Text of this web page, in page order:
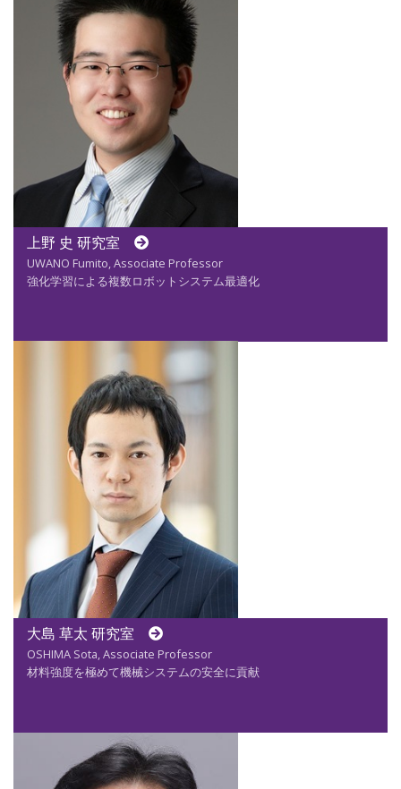
上野 史 研究室
UWANO Fumito, Associate Professor
強化学習による複数ロボットシステム最適化
大島 草太 研究室
OSHIMA Sota, Associate Professor
材料強度を極めて機械システムの安全に貢献